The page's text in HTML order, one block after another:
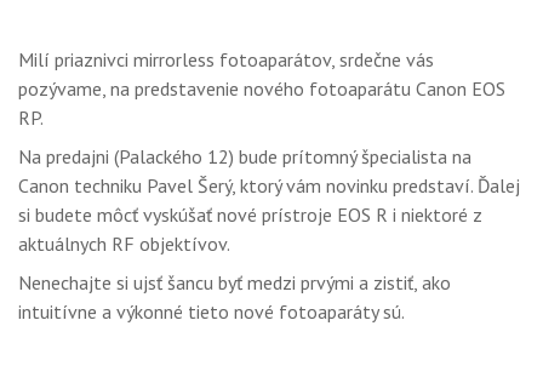
Milí priaznivci mirrorless fotoaparátov, srdečne vás
pozývame, na predstavenie nového fotoaparátu Canon EOS
RP.
Na predajni (Palackého 12) bude prítomný špecialista na
Canon techniku Pavel Šerý, ktorý vám novinku predstaví. Ďalej
si budete môcť vyskúšať nové prístroje EOS R i niektoré z
aktuálnych RF objektívov.
Nenechajte si ujsť šancu byť medzi prvými a zistiť, ako
intuitívne a výkonné tieto nové fotoaparáty sú.